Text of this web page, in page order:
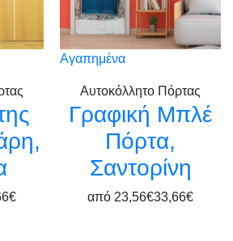
Αγαπημένα
Αυτοκόλλητο Πόρτας
Γραφική Μπλέ
Πόρτα,
Σαντορίνη
από 23,56€33,66€